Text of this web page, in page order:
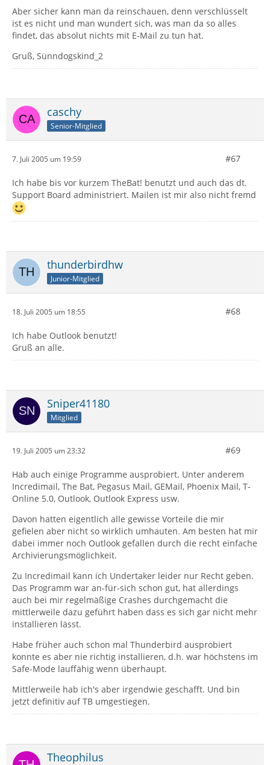
Aber sicher kann man da reinschauen, denn verschlüsselt
ist es nicht und man wundert sich, was man da so alles
findet, das absolut nichts mit E-Mail zu tun hat.
Gruß, Sünndogskind_2
caschy
Senior-Mitglied
7. Juli 2005 um 19:59 #67
Ich habe bis vor kurzem TheBat! benutzt und auch das dt.
Support Board administriert. Mailen ist mir also nicht fremd
thunderbirdhw
Junior-Mitglied
18. Juli 2005 um 18:55 #68
Ich habe Outlook benutzt!
Gruß an alle.
Sniper41180
Mitglied
19. Juli 2005 um 23:32 #69
Hab auch einige Programme ausprobiert. Unter anderem
Incredimail, The Bat, Pegasus Mail, GEMail, Phoenix Mail, T-
Online 5.0, Outlook, Outlook Express usw.
Davon hatten eigentlich alle gewisse Vorteile die mir
gefielen aber nicht so wirklich umhauten. Am besten hat mir
dabei immer noch Outlook gefallen durch die recht einfache
Archivierungsmöglichkeit.
Zu Incredimail kann ich Undertaker leider nur Recht geben.
Das Programm war an-für-sich schon gut, hat allerdings
auch bei mir regelmäßige Crashes durchgemacht die
mittlerweile dazu geführt haben dass es sich gar nicht mehr
installieren lässt.
Habe früher auch schon mal Thunderbird ausprobiert
konnte es aber nie richtig installieren, d.h. war höchstens im
Safe-Mode lauffähig wenn überhaupt.
Mittlerweile hab ich's aber irgendwie geschafft. Und bin
jetzt definitiv auf TB umgestiegen.
Theophilus